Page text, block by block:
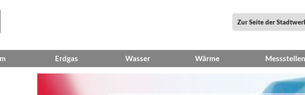
Zur Seite der
Erdgas Wasser Wärme Messstellen